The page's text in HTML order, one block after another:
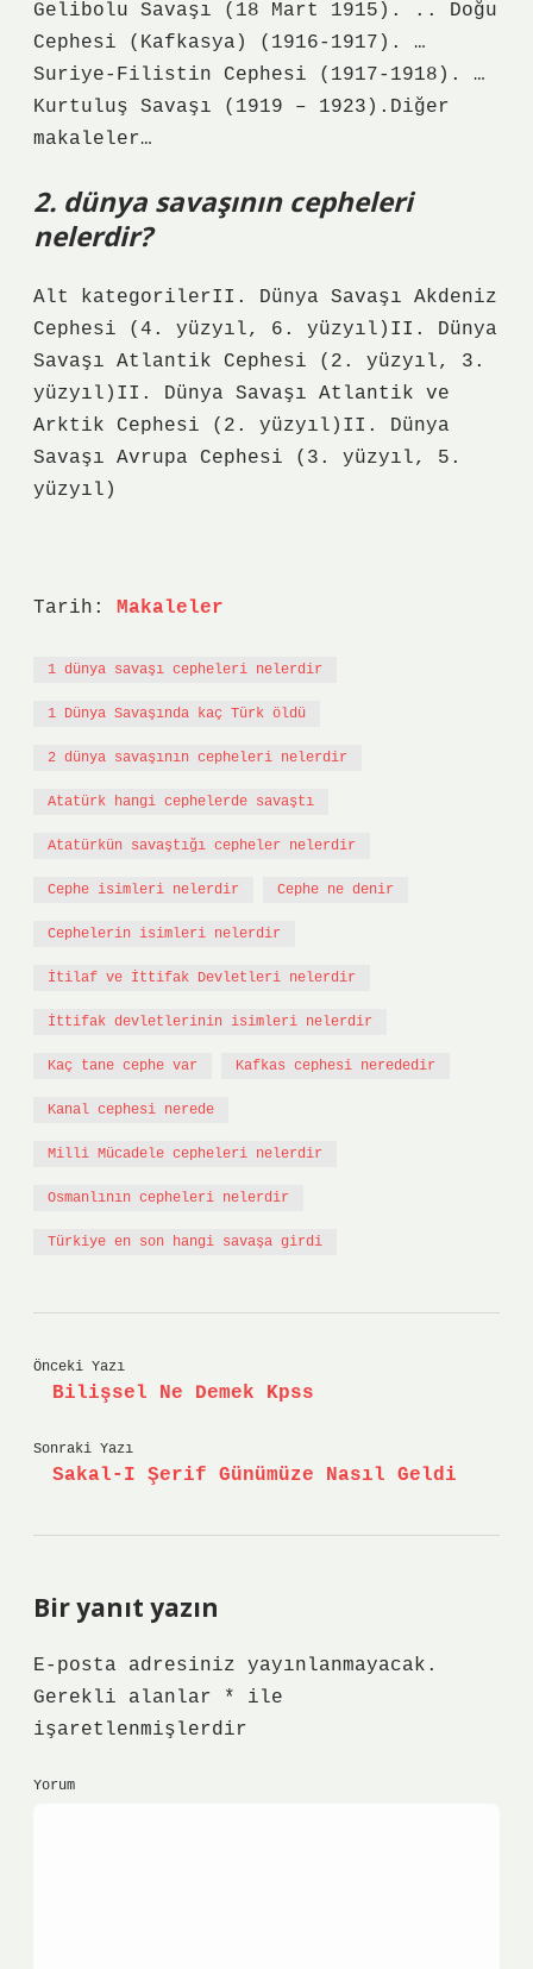
Gelibolu Savaşı (18 Mart 1915). .. Doğu
Cephesi (Kafkasya) (1916-1917). …
Suriye-Filistin Cephesi (1917-1918). …
Kurtuluş Savaşı (1919 – 1923).Diğer
makaleler…
2. dünya savaşının cepheleri
nelerdir?
Alt kategorilerII. Dünya Savaşı Akdeniz
Cephesi (4. yüzyıl, 6. yüzyıl)II. Dünya
Savaşı Atlantik Cephesi (2. yüzyıl, 3.
yüzyıl)II. Dünya Savaşı Atlantik ve
Arktik Cephesi (2. yüzyıl)II. Dünya
Savaşı Avrupa Cephesi (3. yüzyıl, 5.
yüzyıl)
Tarih: Makaleler
1 dünya savaşı cepheleri nelerdir
1 Dünya Savaşında kaç Türk öldü
2 dünya savaşının cepheleri nelerdir
Atatürk hangi cephelerde savaştı
Atatürkün savaştığı cepheler nelerdir
Cephe isimleri nelerdir Cephe ne denir
Cephelerin isimleri nelerdir
İtilaf ve İttifak Devletleri nelerdir
İttifak devletlerinin isimleri nelerdir
Kaç tane cephe var Kafkas cephesi nerededir
Kanal cephesi nerede
Milli Mücadele cepheleri nelerdir
Osmanlının cepheleri nelerdir
Türkiye en son hangi savaşa girdi
Önceki Yazı
Bilişsel Ne Demek Kpss
Sonraki Yazı
Sakal-I Şerif Günümüze Nasıl Geldi
Bir yanıt yazın
E-posta adresiniz yayınlanmayacak.
Gerekli alanlar
*
ile
işaretlenmişlerdir
Yorum